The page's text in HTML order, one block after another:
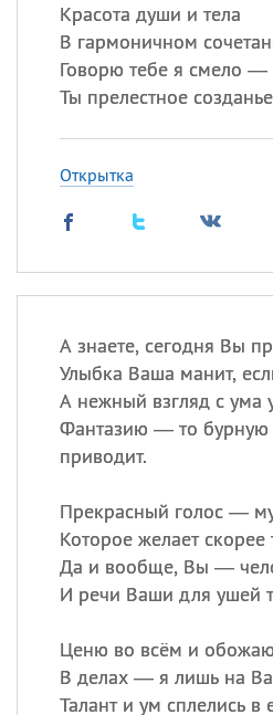
Красота души и тела
В гармоничном
Говорю тебе я смело —
Ты прелестное
Открытка
А знаете, сегодня Вы
Улыбка Ваша манит,
А нежный взгляд с ума
Фантазию — то бурную
приводит.
Прекрасный голос —
Которое желает скорее
Да и вообще, Вы —
И речи Ваши для ушей
Ценю во всём и
В делах — я лишь на
Талант и ум сплелись в